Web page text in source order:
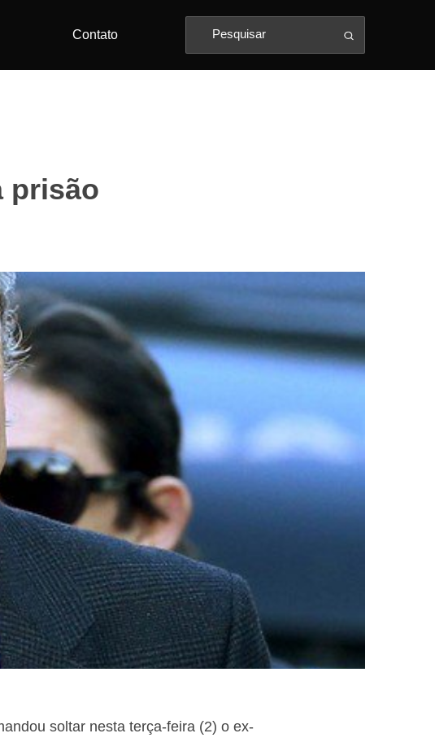
Contato
prisão
soltar nesta terça-feira (2) o ex-